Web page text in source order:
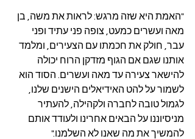
"האמת היא שזה מרגש: לראות את משה, בן
מאה ועשרים כמעט, צופה פני עתיד ופני
עבר, חולק את חכמתו עם הצעירים, ומלמד
אותנו שגם אם הגוף מזדקן הרוח יכולה
להישאר צעירה עד מאה ועשרים. הסוד הוא
לשמור על להט האידיאלים הישנים שלנו,
לגמול טובה לחברה ולקהילה, להעתיר
מניסיוננו על הבאים אחרינו ולעודד אותם
להמשיך את מה שאנו לא השלמנו."